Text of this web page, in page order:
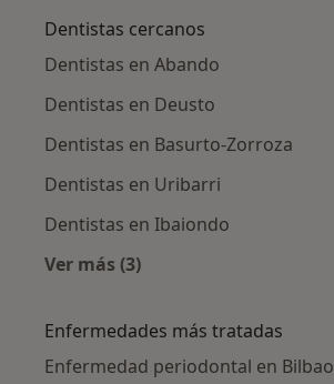
Dentistas cercanos
Dentistas en Abando
Dentistas en Deusto
Dentistas en Basurto-Zorroza
Dentistas en Uribarri
Dentistas en Ibaiondo
Ver más (3)
Enfermedades más tratadas
Enfermedad periodontal en Bilbao